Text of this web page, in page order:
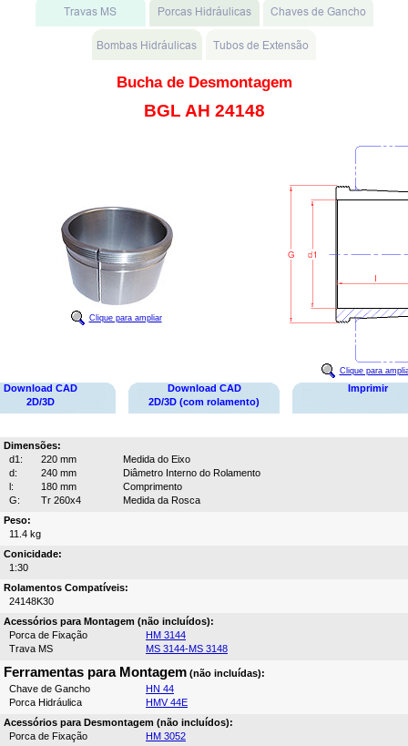
Bucha de Desmontagem
BGL AH 24148
Clique para ampliar
Clique para
Download CAD
2D/3D
Download CAD
2D/3D (com rolamento)
Imprimir
Dimensões:
d1:
220 mm
Medida do Eixo
d:
240 mm
Diâmetro Interno do Rolamento
l:
180 mm
Comprimento
G:
Tr 260x4
Medida da Rosca
Peso:
11.4 kg
Conicidade:
1:30
Rolamentos Compatíveis:
24148K30
Acessórios para Montagem (não incluídos):
Porca de Fixação
HM 3144
Trava MS
MS 3144-MS 3148
Ferramentas para Montagem (não incluídas):
Chave de Gancho
HN 44
Porca Hidráulica
HMV 44E
Acessórios para Desmontagem (não incluídos):
Porca de Fixação
HM 3052